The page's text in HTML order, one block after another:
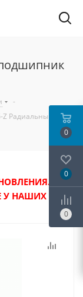
-
Z Радиальный
У НАШИХ
0
0
0